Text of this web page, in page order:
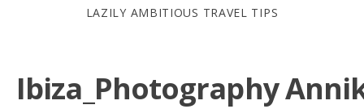
LAZILY AMBITIOUS TRAVEL TIPS
Ibiza_Photography